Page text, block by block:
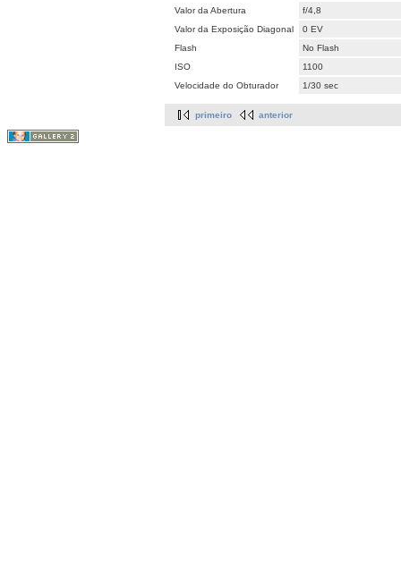
Valor da Abertura
f/4,8
Valor da Exposição Diagonal
0 EV
Flash
No Flash
ISO
1100
Velocidade do Obturador
1/30 sec
primeiro anterior